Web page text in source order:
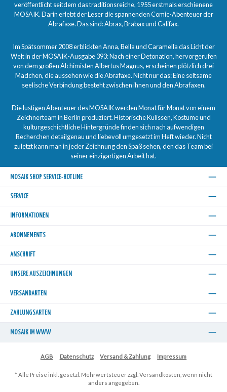
veröffentlicht seitdem das traditionsreiche, 1955 erstmals erschienene
MOSAIK. Darin erlebt der Leser die spannenden Comic-Abenteuer der
Abrafaxe. Das sind: Abrax, Brabax und Califax.
Im Spätsommer 2008 erblickten Anna, Bella und Caramella das Licht der
Welt in der MOSAIK-Ausgabe 393: Nach einer Detonation, hervorgerufen
von dem großen Alchimisten Albertus Magnus, erscheinen plötzlich drei
Mädchen, die aussehen wie die Abrafaxe. Nicht nur das: Eine seltsame
seelische Verbindung besteht zwischen ihnen und den Abrafaxen.
Die lustigen Abenteuer des MOSAIK werden Monat für Monat von einem
Zeichnerteam in Berlin produziert. Historische Kulissen, Kostüme und
kulturgeschichtliche Hintergründe finden sich nach aufwendigen
Recherchen detailgenau und liebevoll umgesetzt im Heft wieder. Nicht
zuletzt kann man in jeder Zeichnung den Spaß sehen, den das Team bei
seiner einzigartigen Arbeit hat.
MOSAIK SHOP SERVICE-HOTLINE
SERVICE
INFORMATIONEN
ABONNEMENTS
ANSCHRIFT
UNSERE AUSZEICHNUNGEN
VERSANDARTEN
ZAHLUNGSARTEN
MOSAIK IM WWW
AGB Datenschutz Versand & Zahlung Impressum
* Alle Preise inkl. gesetzl. Mehrwertsteuer zzgl. Versandkosten , wenn nicht
anders angegeben.